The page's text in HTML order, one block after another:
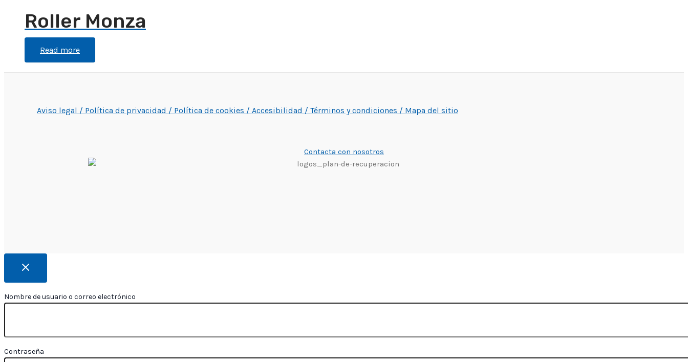
Roller Monza
Read more
Aviso legal / Política de privacidad / Política de cookies / Accesibilidad / Términos y condiciones / Mapa del sitio
Contacta con nosotros
Nombre de usuario o correo electrónico
Contraseña